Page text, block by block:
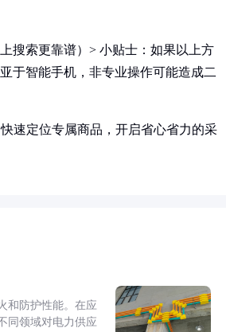
搜索更靠谱）> 小贴士：如果以上方
于智能手机，非专业操作可能造成二
速定位专属商品，开启省心省力的采
和防护性能。在应
同领域对电力供应